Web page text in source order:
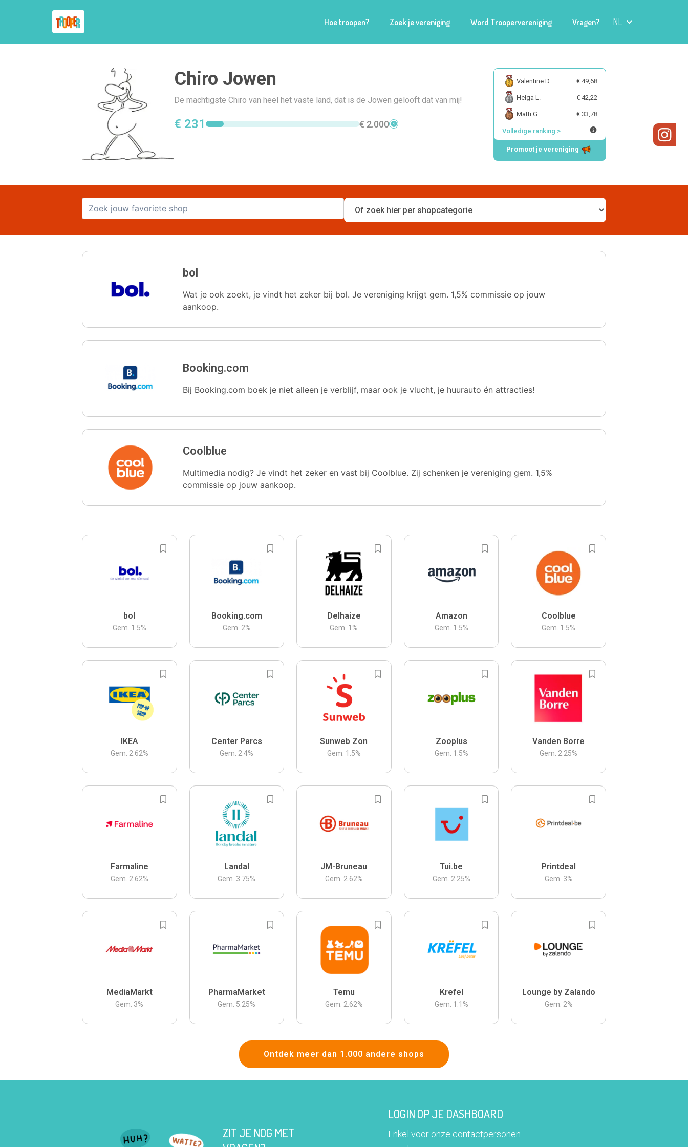
Hoe troopen? Zoek je vereniging Word Troopervereniging Vragen? NL
Chiro Jowen
De machtigste Chiro van heel het vaste land, dat is de Jowen gelooft dat van mij!
€ 231 € 2.000
Valentine D. € 49,68
Helga L. € 42,22
Matti G. € 33,78
Volledige ranking >
Promoot je vereniging
bol
Wat je ook zoekt, je vindt het zeker bij bol. Je vereniging krijgt gem. 1,5% commissie op jouw
aankoop.
Booking.com
Bij Booking.com boek je niet alleen je verblijf, maar ook je vlucht, je huurauto én attracties!
Coolblue
Multimedia nodig? Je vindt het zeker en vast bij Coolblue. Zij schenken je vereniging gem. 1,5%
commissie op jouw aankoop.
bol
Gem. 1.5%
Booking.com
Gem. 2%
Delhaize
Gem. 1 %
Amazon
Gem. 1.5%
Coolblue
Gem. 1.5%
IKEA
Gem. 2.62%
Center Parcs
Gem. 2.4%
Sunweb Zon
Gem. 1.5%
Zooplus
Gem. 1.5%
Vanden Borre
Gem. 2.25%
Farmaline
Gem. 2.62%
Landal
Gem. 3.75%
JM-Bruneau
Gem. 2.62%
Tui.be
Gem. 2.25%
Printdeal
Gem. 3%
MediaMarkt
Gem. 3%
PharmaMarket
Gem. 5.25%
Temu
Gem. 2.62%
Krefel
Gem. 1.1 %
Lounge by Zalando
Gem. 2%
Ontdek meer dan 1.000 andere shops
ZIT JE NOG MET
LOGIN OP JE DASHBOARD
Enkel voor onze contactpersonen